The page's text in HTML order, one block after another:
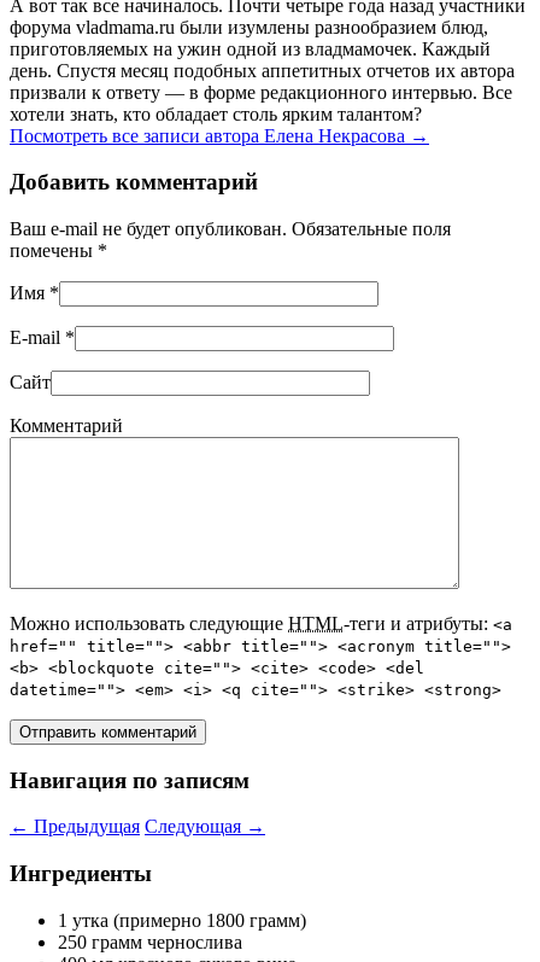
А вот так все начиналось. Почти четыре года назад участники
форума vladmama.ru были изумлены разнообразием блюд,
приготовляемых на ужин одной из владмамочек. Каждый
день. Спустя месяц подобных аппетитных отчетов их автора
призвали к ответу — в форме редакционного интервью. Все
хотели знать, кто обладает столь ярким талантом?
Посмотреть все записи автора Елена Некрасова →
Добавить комментарий
Ваш e-mail не будет опубликован. Обязательные поля
помечены *
Имя *
E-mail *
Сайт
Комментарий
Можно использовать следующие HTML-теги и атрибуты: <a
href="" title=""> <abbr title=""> <acronym title="">
<b> <blockquote cite=""> <cite> <code> <del
datetime=""> <em> <i> <q cite=""> <strike> <strong>
Навигация по записям
← Предыдущая Следующая →
Ингредиенты
1 утка (примерно 1800 грамм)
250 грамм чернослива